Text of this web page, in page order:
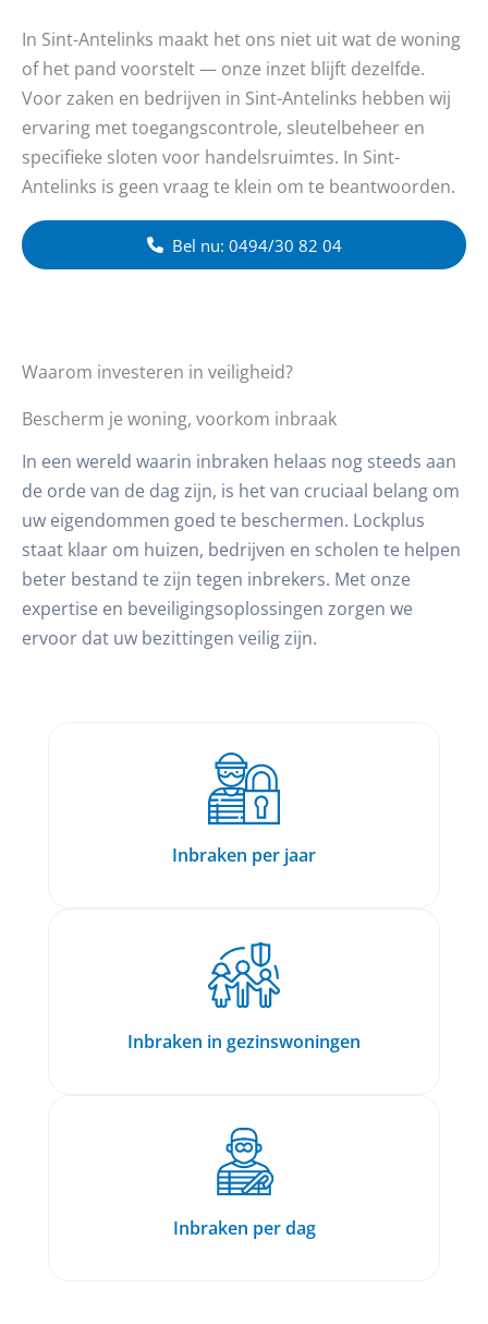
In Sint-Antelinks maakt het ons niet uit wat de woning
of het pand voorstelt — onze inzet blijft dezelfde.
Voor zaken en bedrijven in Sint-Antelinks hebben wij
ervaring met toegangscontrole, sleutelbeheer en
specifieke sloten voor handelsruimtes. In Sint-
Antelinks is geen vraag te klein om te beantwoorden.
Bel nu: 0494/30 82 04
Waarom investeren in veiligheid?
Bescherm je woning, voorkom inbraak
In een wereld waarin inbraken helaas nog steeds aan
de orde van de dag zijn, is het van cruciaal belang om
uw eigendommen goed te beschermen. Lockplus
staat klaar om huizen, bedrijven en scholen te helpen
beter bestand te zijn tegen inbrekers. Met onze
expertise en beveiligingsoplossingen zorgen we
ervoor dat uw bezittingen veilig zijn.
Inbraken per jaar
Inbraken in gezinswoningen
Inbraken per dag